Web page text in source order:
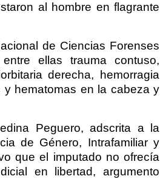
al hombre en flagrante
de Ciencias Forenses
ellas trauma contuso,
derecha, hemorragia
hematomas en la cabeza y
Peguero, adscrita a la
de Género, Intrafamiliar y
que el imputado no ofrecía
en libertad, argumento